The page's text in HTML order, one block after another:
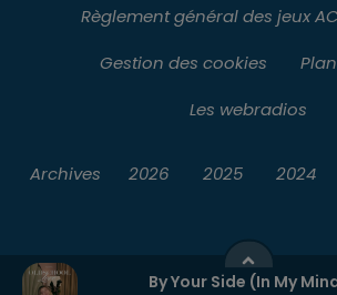
By Your Side (in My
Règlement général des jeux
Gestion des cookies
Les webradios
Archives 2026 2025 2024